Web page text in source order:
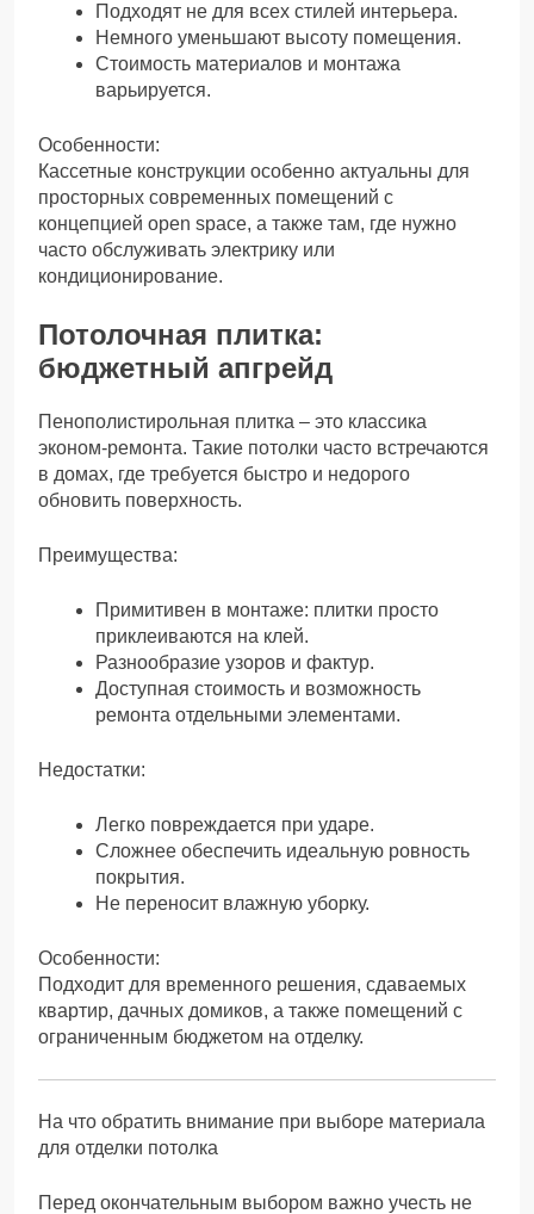
Подходят не для всех стилей интерьера.
Немного уменьшают высоту помещения.
Стоимость материалов и монтажа
варьируется.
Особенности:
Кассетные конструкции особенно актуальны для
просторных современных помещений с
концепцией open space, а также там, где нужно
часто обслуживать электрику или
кондиционирование.
Потолочная плитка:
бюджетный апгрейд
Пенополистирольная плитка – это классика
эконом-ремонта. Такие потолки часто встречаются
в домах, где требуется быстро и недорого
обновить поверхность.
Преимущества:
Примитивен в монтаже: плитки просто
приклеиваются на клей.
Разнообразие узоров и фактур.
Доступная стоимость и возможность
ремонта отдельными элементами.
Недостатки:
Легко повреждается при ударе.
Сложнее обеспечить идеальную ровность
покрытия.
Не переносит влажную уборку.
Особенности:
Подходит для временного решения, сдаваемых
квартир, дачных домиков, а также помещений с
ограниченным бюджетом на отделку.
На что обратить внимание при выборе материала
для отделки потолка
Перед окончательным выбором важно учесть не